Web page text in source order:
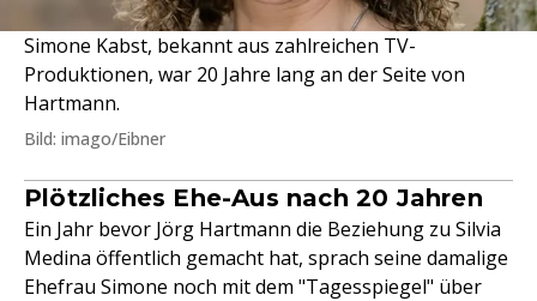
Simone Kabst, bekannt aus zahlreichen TV-
Produktionen, war 20 Jahre lang an der Seite von
Hartmann.
Bild: imago/Eibner
Plötzliches Ehe-Aus nach 20 Jahren
Ein Jahr bevor Jörg Hartmann die Beziehung zu Silvia
Medina öffentlich gemacht hat, sprach seine damalige
Ehefrau Simone noch mit dem "Tagesspiegel" über